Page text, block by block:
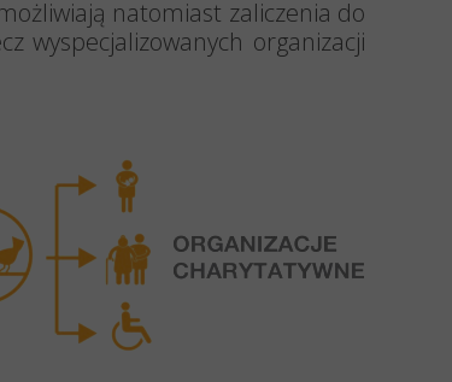
natomiast zaliczenia do
wyspecjalizowanych organizacji